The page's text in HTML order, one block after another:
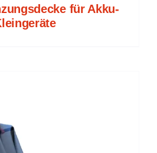
für Akku-